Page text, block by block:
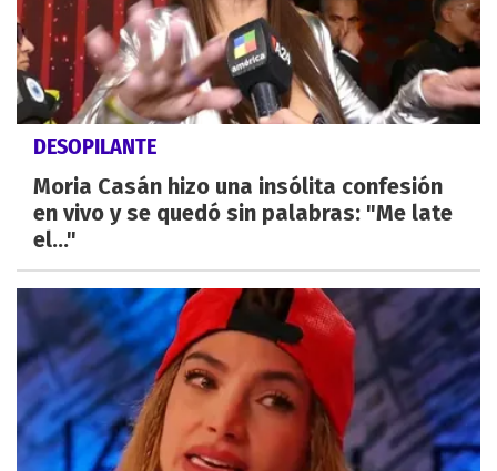
DESOPILANTE
Moria Casán hizo una insólita confesión
en vivo y se quedó sin palabras: "Me late
el..."